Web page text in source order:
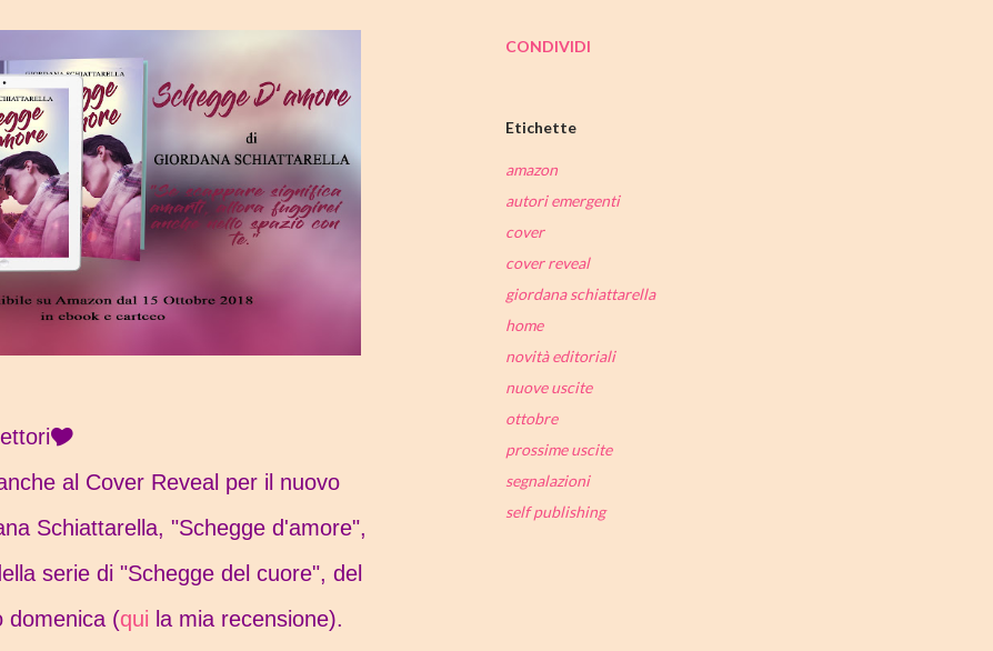
al Cover Reveal per il nuovo
Schiattarella, "Schegge d'amore",
serie di "Schegge del cuore", del
domenica (qui la mia recensione).
CONDIVIDI
Etichette
amazon
autori emergenti
cover
cover reveal
giordana schiattarella
home
novità editoriali
nuove uscite
ottobre
prossime uscite
segnalazioni
self publishing